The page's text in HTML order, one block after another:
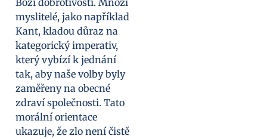
Boží dobrotivosti. Mnozí
myslitelé, jako například
Kant, kladou důraz na
kategorický imperativ,
který vybízí k jednání
tak, aby naše volby byly
zaměřeny na obecné
zdraví společnosti. Tato
morální orientace
ukazuje, že zlo není čistě